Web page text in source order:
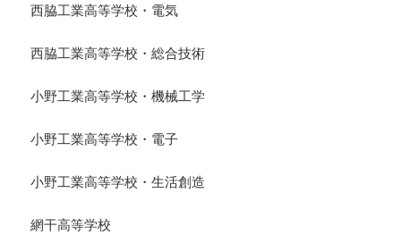
西脇工業高等学校・電気
西脇工業高等学校・総合技術
小野工業高等学校・機械工学
小野工業高等学校・電子
小野工業高等学校・生活創造
網干高等学校